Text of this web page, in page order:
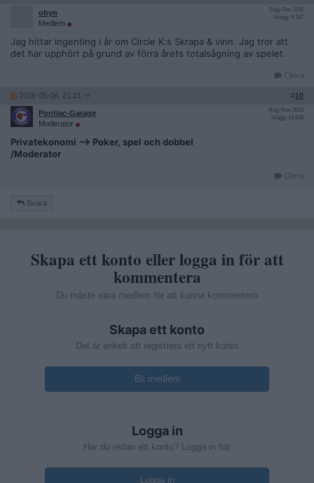
obyn
Medlem
Reg: Dec 2011
Inlägg: 4 347
Jag hittar ingenting i år om Circle K:s Skrapa & vinn. Jag tror att
det har upphört på grund av förra årets totalsågning av spelet.
Citera
2026-05-06, 21:21 #10
Pontiac-Garage
Moderator
Reg: Nov 2016
Inlägg: 13 938
Privatekonomi --> Poker, spel och dobbel
/Moderator
Citera
Svara
Skapa ett konto eller logga in för att
kommentera
Du måste vara medlem för att kunna kommentera
Skapa ett konto
Det är enkelt att registrera ett nytt konto
Bli medlem
Logga in
Har du redan ett konto? Logga in här
Logga in